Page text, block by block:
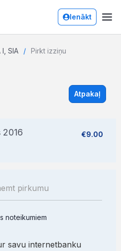
Ienākt
I, SIA Pirkt izziņu
Atpakaļ
2016 €9.00
noteikumiem
savu internetbanku